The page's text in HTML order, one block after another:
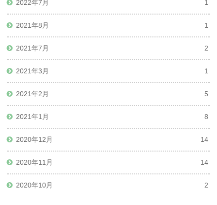
2022年7月 1
2021年8月 1
2021年7月 2
2021年3月 1
2021年2月 5
2021年1月 8
2020年12月 14
2020年11月 14
2020年10月 2